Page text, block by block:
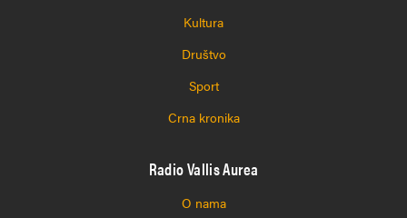
Kultura
Društvo
Sport
Crna kronika
Radio Vallis Aurea
O nama